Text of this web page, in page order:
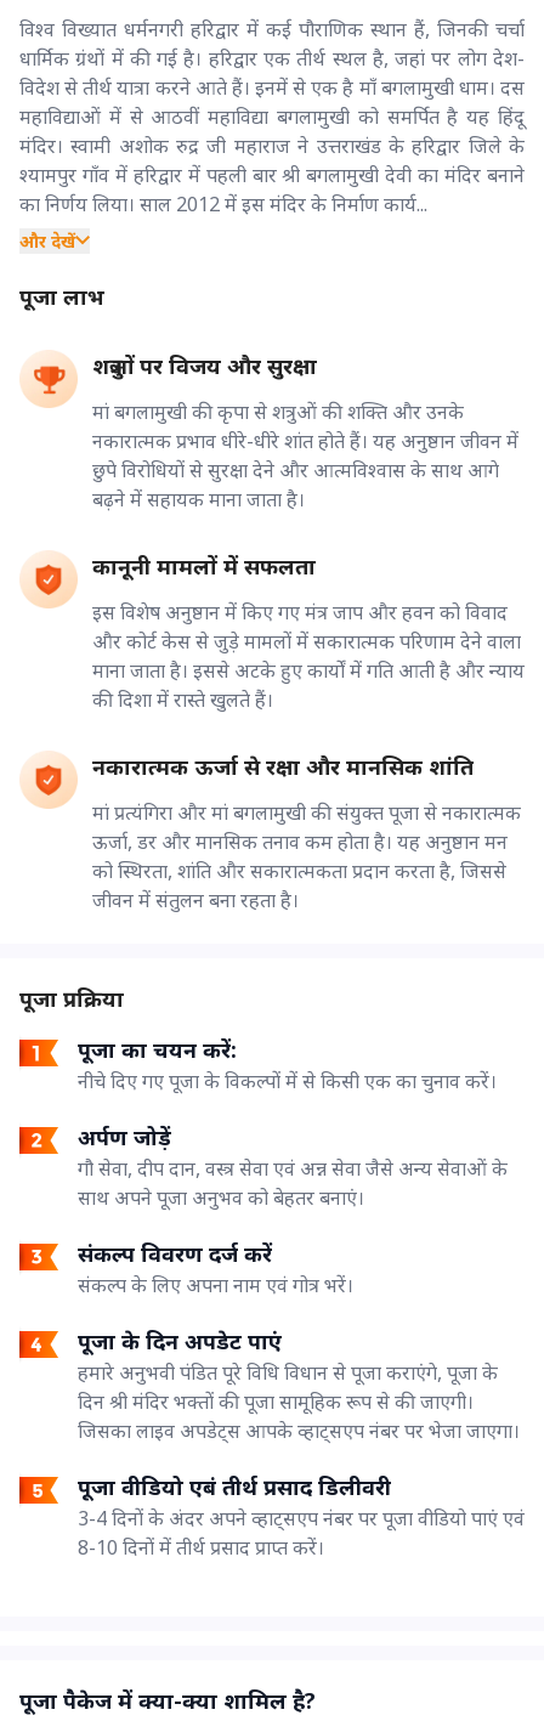
विश्व विख्यात धर्मनगरी हरिद्वार में कई पौराणिक स्थान हैं, जिनकी चर्चा
धार्मिक ग्रंथों में की गई है। हरिद्वार एक तीर्थ स्थल है, जहां पर लोग देश-
विदेश से तीर्थ यात्रा करने आते हैं। इनमें से एक है माँ बगलामुखी धाम। दस
महाविद्याओं में से आठवीं महाविद्या बगलामुखी को समर्पित है यह हिंदू
मंदिर। स्वामी अशोक रुद्र जी महाराज ने उत्तराखंड के हरिद्वार जिले के
श्यामपुर गाँव में हरिद्वार में पहली बार श्री बगलामुखी देवी का मंदिर बनाने
का निर्णय लिया। साल 2012 में इस मंदिर के निर्माण कार्य...
और देखें
पूजा लाभ
शत्रुओं पर विजय और सुरक्षा
मां बगलामुखी की कृपा से शत्रुओं की शक्ति और उनके
नकारात्मक प्रभाव धीरे-धीरे शांत होते हैं। यह अनुष्ठान जीवन में
छुपे विरोधियों से सुरक्षा देने और आत्मविश्वास के साथ आगे
बढ़ने में सहायक माना जाता है।
कानूनी मामलों में सफलता
इस विशेष अनुष्ठान में किए गए मंत्र जाप और हवन को विवाद
और कोर्ट केस से जुड़े मामलों में सकारात्मक परिणाम देने वाला
माना जाता है। इससे अटके हुए कार्यों में गति आती है और न्याय
की दिशा में रास्ते खुलते हैं।
नकारात्मक ऊर्जा से रक्षा और मानसिक शांति
मां प्रत्यंगिरा और मां बगलामुखी की संयुक्त पूजा से नकारात्मक
ऊर्जा, डर और मानसिक तनाव कम होता है। यह अनुष्ठान मन
को स्थिरता, शांति और सकारात्मकता प्रदान करता है, जिससे
जीवन में संतुलन बना रहता है।
पूजा प्रक्रिया
पूजा का चयन करें:
नीचे दिए गए पूजा के विकल्पों में से किसी एक का चुनाव करें।
अर्पण जोड़ें
गौ सेवा, दीप दान, वस्त्र सेवा एवं अन्न सेवा जैसे अन्य सेवाओं के
साथ अपने पूजा अनुभव को बेहतर बनाएं।
संकल्प विवरण दर्ज करें
संकल्प के लिए अपना नाम एवं गोत्र भरें।
पूजा के दिन अपडेट पाएं
हमारे अनुभवी पंडित पूरे विधि विधान से पूजा कराएंगे, पूजा के
दिन श्री मंदिर भक्तों की पूजा सामूहिक रूप से की जाएगी।
जिसका लाइव अपडेट्स आपके व्हाट्सएप नंबर पर भेजा जाएगा।
पूजा वीडियो एबं तीर्थ प्रसाद डिलीवरी
3-4 दिनों के अंदर अपने व्हाट्सएप नंबर पर पूजा वीडियो पाएं एवं
8-10 दिनों में तीर्थ प्रसाद प्राप्त करें।
पूजा पैकेज में क्या-क्या शामिल है?